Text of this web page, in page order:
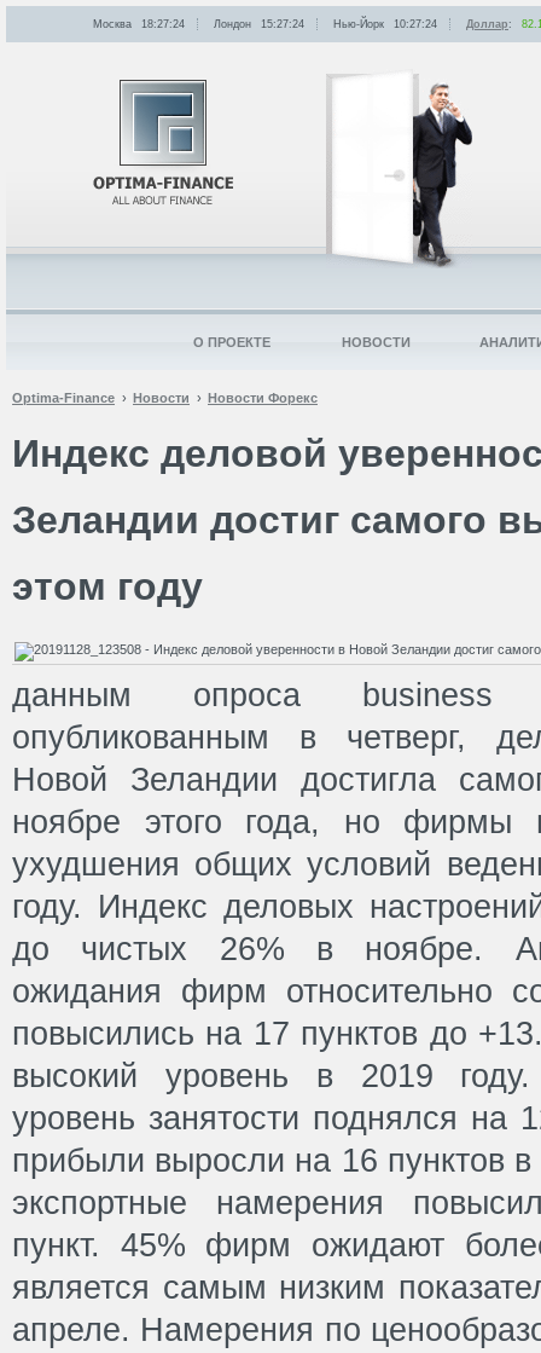
Optima-Finance Новости Новости Форекс
Индекс деловой
Зеландии достиг самого
этом году
данным опроса
опубликованным в четверг,
Новой Зеландии достигла
ноябре этого года, но фирмы
ухудшения общих условий
году. Индекс деловых
до чистых 26% в ноябре.
ожидания фирм относительно
повысились на 17 пунктов до
высокий уровень в 2019
уровень занятости поднялся на
прибыли выросли на 16 пунктов
экспортные намерения
пункт. 45% фирм ожидают
является самым низким
апреле. Намерения по
Москва 18:27:24 Лондон 15:27:24 Нью-Йорк 10:27:24 Доллар:
О ПРОЕКТЕ НОВОСТИ